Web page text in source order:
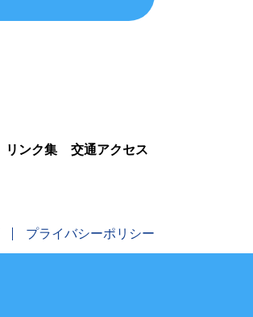
リンク集 交通アクセス
プライバシーポリシー